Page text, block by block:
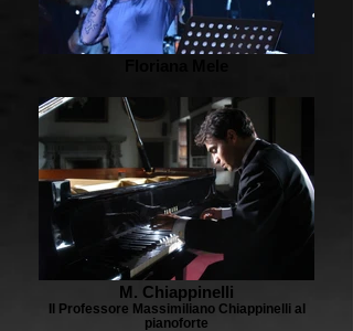
M. Chiappinelli
Il Professore Massimiliano Chiappinelli al
pianoforte